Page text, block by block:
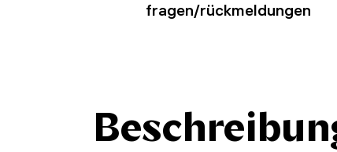
fragen/rückmeldungen